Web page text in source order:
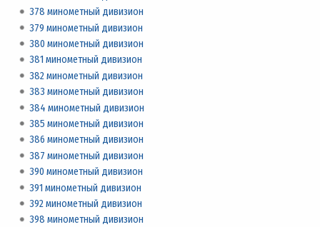
378 минометный дивизион
379 минометный дивизион
380 минометный дивизион
381 минометный дивизион
382 минометный дивизион
383 минометный дивизион
384 минометный дивизион
385 минометный дивизион
386 минометный дивизион
387 минометный дивизион
390 минометный дивизион
391 минометный дивизион
392 минометный дивизион
398 минометный дивизион